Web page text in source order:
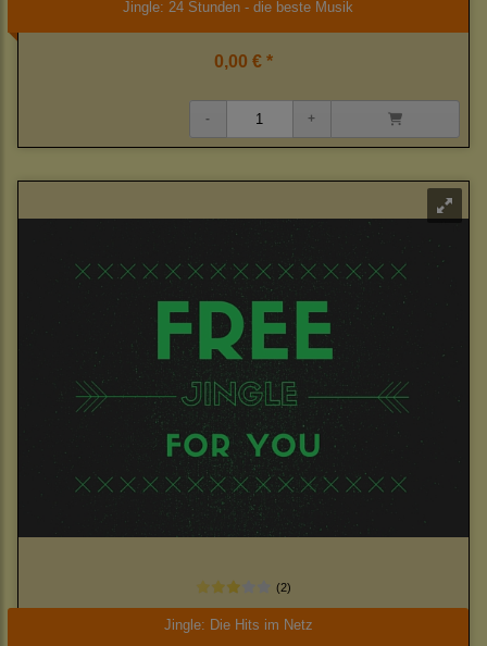
Jingle: 24 Stunden - die beste Musik
0,00 € *
(2)
Jingle: Die Hits im Netz